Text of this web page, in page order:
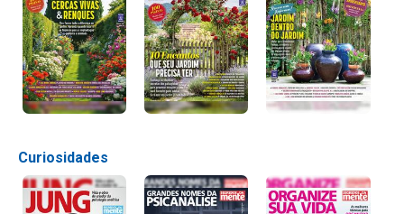
Curiosidades